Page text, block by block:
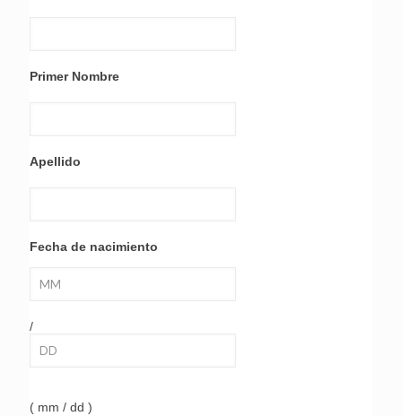
Primer Nombre
Apellido
Fecha de nacimiento
/
( mm / dd )